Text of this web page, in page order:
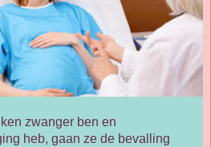
zwanger ben en
heb, gaan ze de bevalling